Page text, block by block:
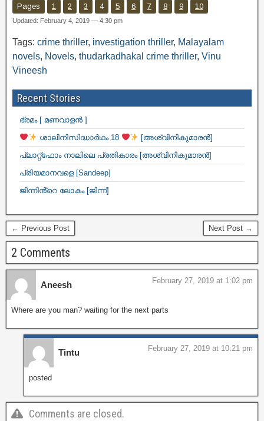
Pages 1 2 3 4 5 6 7 8 9 10
Updated: February 4, 2019 — 4:30 pm
Tags: crime thriller, investigation thriller, Malayalam
novels, Novels, thudarkadhakal crime thriller, Vinu
Vineesh
Recent Stories
ഭ്രമം [ മണവാളൻ ]
ശാലിനിസിദ്ധാർഥം 18
[അശ്വിനികുമാരൻ]
പ്ലാറ്റ്ഫോം നാലിലെ പ്രതികാരം [അശ്വിനികുമാരൻ]
പ്രിയമാനവളെ [Sandeep]
ജിന്നിൻ്റെ ലോകം [ജിന്ന്]
← Previous Post Next Post →
2 Comments
Aneesh February 27, 2019 at 1:02 pm
Where are you man? waiting for the next parts
Tintu February 27, 2019 at 10:21 pm
posted
Comments are closed.